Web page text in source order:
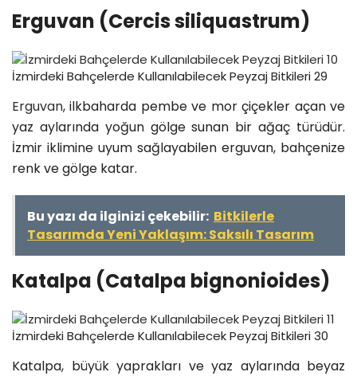
Erguvan (Cercis siliquastrum)
İzmirdeki Bahçelerde Kullanılabilecek Peyzaj Bitkileri 29
Erguvan, ilkbaharda pembe ve mor çiçekler açan ve
yaz aylarında yoğun gölge sunan bir ağaç türüdür.
İzmir iklimine uyum sağlayabilen erguvan, bahçenize
renk ve gölge katar.
Bu yazı da ilginizi çekebilir: Bitkilerle
Tasarımda Yeni Yaklaşım: Saksılı Tasarım
Katalpa (Catalpa bignonioides)
İzmirdeki Bahçelerde Kullanılabilecek Peyzaj Bitkileri 30
Katalpa, büyük yaprakları ve yaz aylarında beyaz